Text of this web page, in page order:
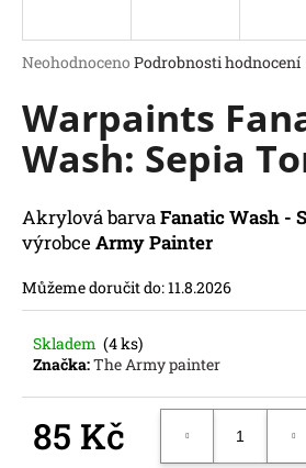
Průměrné
produktu
je
0,0
z
hvězdiček.
Neohodnoceno Podrobnosti hodnocení
Warpaints
Wash: Sepia
Akrylová barva Fanatic Wash -
výrobce Army Painter
Můžeme doručit do:11.8.2026
Skladem (4 ks)
Značka:The Army painter
85 Kč
j
t
?
HLEDAT
D
o
p
o